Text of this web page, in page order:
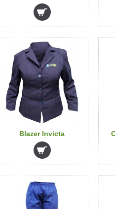
Blazer Invicta